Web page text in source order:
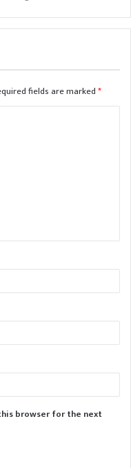
fields are marked*
browser for the next